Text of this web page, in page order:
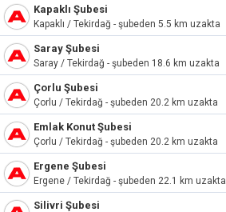
Kapaklı Şubesi
Kapaklı / Tekirdağ - şubeden 5.5 km uzakta
Saray Şubesi
Saray / Tekirdağ - şubeden 18.6 km uzakta
Çorlu Şubesi
Çorlu / Tekirdağ - şubeden 20.2 km uzakta
Emlak Konut Şubesi
Çorlu / Tekirdağ - şubeden 20.2 km uzakta
Ergene Şubesi
Ergene / Tekirdağ - şubeden 22.1 km uzakta
Silivri Şubesi